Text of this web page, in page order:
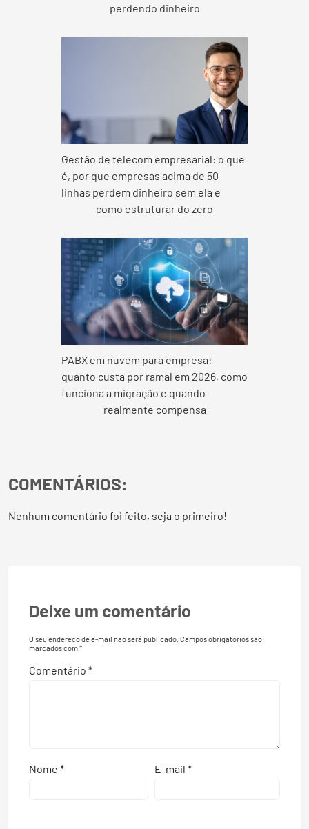
perdendo dinheiro
Gestão de telecom empresarial: o que
é, por que empresas acima de 50
linhas perdem dinheiro sem ela e
como estruturar do zero
PABX em nuvem para empresa:
quanto custa por ramal em 2026, como
funciona a migração e quando
realmente compensa
COMENTÁRIOS:
Nenhum comentário foi feito, seja o primeiro!
Deixe um comentário
O seu endereço de e-mail não será publicado. Campos obrigatórios são
marcados com*
Comentário *
Nome * E-mail *